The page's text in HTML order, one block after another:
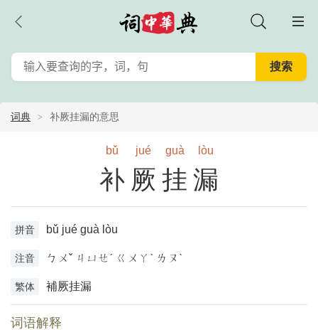
词典 补厥挂漏的意思
bǔ jué guà lòu
补厥挂漏
拼音 bǔ jué guà lòu
注音 ㄅㄨˇ ㄐㄩㄝˊ ㄍㄨㄚˋ ㄌㄡˋ
繁体 補厥挂漏
词语解释